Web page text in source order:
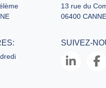
13 rue du
06400
SUIVEZ-